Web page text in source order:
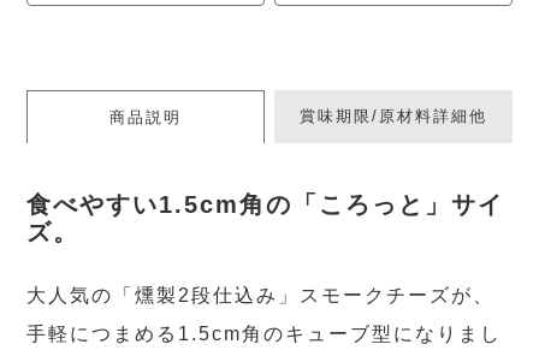
商品説明 賞味期限/原材料詳細他
食べやすい1.5cm角の「ころっと」サイ
ズ。
大人気の「燻製2段仕込み」スモークチーズが、
手軽につまめる1.5cm角のキューブ型になりまし